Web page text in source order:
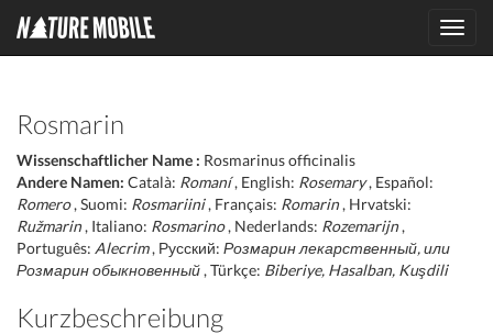
Rosmarin
Wissenschaftlicher Name : Rosmarinus officinalis
Andere Namen: Català: Romaní, English: Rosemary, Español:
Romero, Suomi: Rosmariini, Français: Romarin, Hrvatski:
Ružmarin, Italiano: Rosmarino, Nederlands: Rozemarijn,
Português: Alecrim, Русский: Розмарин лекарственный, или
Розмарин обыкновенный , Türkçe: Biberiye, Hasalban, Kuşdili
Kurzbeschreibung